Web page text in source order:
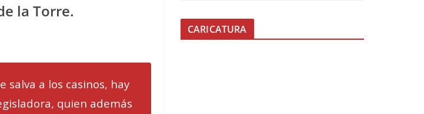
la Torre.
salva a los casinos, hay
quien además
CARICATURA